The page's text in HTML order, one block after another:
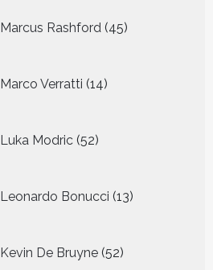
Marcus Rashford 45
producten
Marco Verratti 14
producten
Luka Modric 52
producten
Leonardo Bonucci 13
producten
Kevin De Bruyne 52
producten